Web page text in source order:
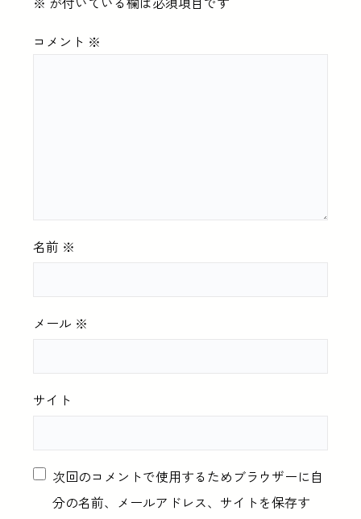
コメント ※
名前 ※
メール ※
サイト
次回のコメントで使用するためブラウザーに自
分の名前、メールアドレス、サイトを保存す